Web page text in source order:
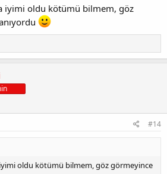
iyimi oldu kötümü bilmem, göz
#14
oldu kötümü bilmem, göz görmeyince